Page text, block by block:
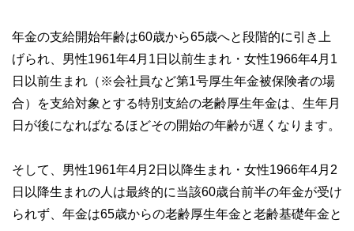
年金の支給開始年齢は60歳から65歳へと段階的に引き上
げられ、男性1961年4月1日以前生まれ・女性1966年4月1
日以前生まれ（※会社員など第1号厚生年金被保険者の場
合）を支給対象とする特別支給の老齢厚生年金は、生年月
日が後になればなるほどその開始の年齢が遅くなります。
そして、男性1961年4月2日以降生まれ・女性1966年4月2
日以降生まれの人は最終的に当該60歳台前半の年金が受け
られず、年金は65歳からの老齢厚生年金と老齢基礎年金と